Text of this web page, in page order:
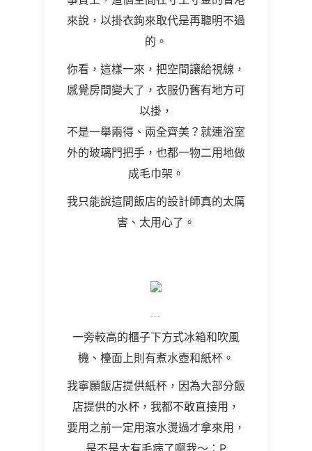
來說，以掛衣鉤來取代是再聰明不過
的。
你看，這樣一來，把空間讓給視線，
感覺房間變大了，衣服仍舊有地方可
以掛，
不是一舉兩得、兩全齊美？就連浴室
外的玻璃門把手，也都一物二用地做
成毛巾架。
我只能說這間飯店的設計師真的太厲
害、太用心了。
一旁較高的櫃子下方式冰箱和吹風
機、檯面上則有煮水壺和紙杯。
我寧願飯店提供紙杯，因為大部分飯
店提供的水杯，我都不敢直接用，
要用之前一定用滾水燙過才拿來用，
是不是太有毛病了啊我～：P